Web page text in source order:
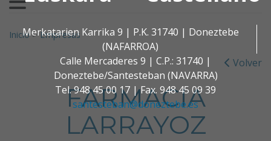
Merkatarien Karrika 9 | P.K. 31740 | Doneztebe
(NAFARROA)
Calle Mercaderes 9 | C.P.: 31740 |
Doneztebe/Santesteban (NAVARRA)
Tel. 948 45 00 17 | Fax. 948 45 09 39
santesteban@doneztebe.es
Buscar:
Inicio>Empresas
Volver
FARMACIA
LARRAYOZ